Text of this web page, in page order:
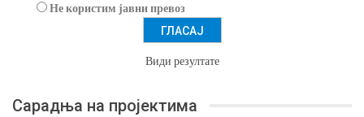
Не користим јавни превоз
Види резултате
Сарадња на пројектима